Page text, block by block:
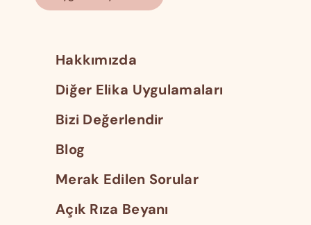
Hakkımızda
Diğer Elika Uygulamaları
Bizi Değerlendir
Blog
Merak Edilen Sorular
Açık Rıza Beyanı